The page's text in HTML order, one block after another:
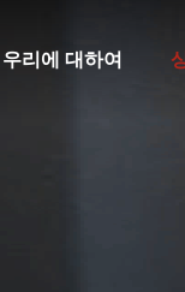
우리에 대하여